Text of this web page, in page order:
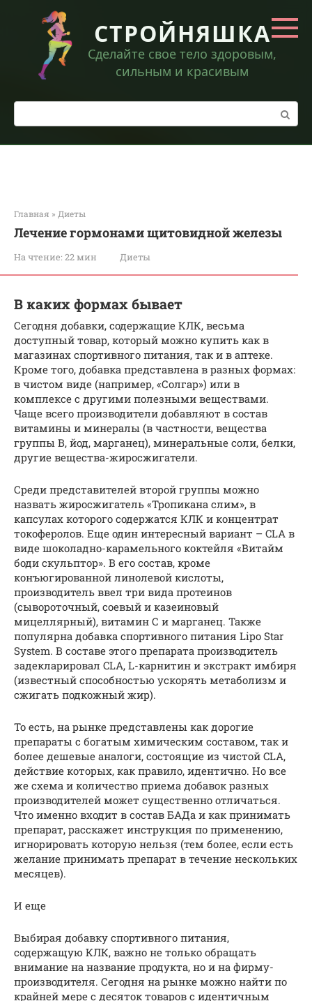
контенту
СТРОЙНЯШКА
Сделайте свое тело здоровым,
сильным и красивым
Поиск:
Главная » Диеты
Лечение гормонами щитовидной железы
На чтение: 22 мин Диеты
В каких формах бывает
Сегодня добавки, содержащие КЛК, весьма
доступный товар, который можно купить как в
магазинах спортивного питания, так и в аптеке.
Кроме того, добавка представлена в разных формах:
в чистом виде (например, «Солгар») или в
комплексе с другими полезными веществами.
Чаще всего производители добавляют в состав
витамины и минералы (в частности, вещества
группы В, йод, марганец), минеральные соли, белки,
другие вещества-жиросжигатели.
Среди представителей второй группы можно
назвать жиросжигатель «Тропикана слим», в
капсулах которого содержатся КЛК и концентрат
токоферолов. Еще один интересный вариант – CLA в
виде шоколадно-карамельного коктейля «Витайм
боди скульптор». В его состав, кроме
конъюгированной линолевой кислоты,
производитель ввел три вида протеинов
(сывороточный, соевый и казеиновый
мицеллярный), витамин С и марганец. Также
популярна добавка спортивного питания Lipo Star
System. В составе этого препарата производитель
задекларировал CLA, L-карнитин и экстракт имбиря
(известный способностью ускорять метаболизм и
сжигать подкожный жир).
То есть, на рынке представлены как дорогие
препараты с богатым химическим составом, так и
более дешевые аналоги, состоящие из чистой CLA,
действие которых, как правило, идентично. Но все
же схема и количество приема добавок разных
производителей может существенно отличаться.
Что именно входит в состав БАДа и как принимать
препарат, расскажет инструкция по применению,
игнорировать которую нельзя (тем более, если есть
желание принимать препарат в течение нескольких
месяцев).
И еще
Выбирая добавку спортивного питания,
содержащую КЛК, важно не только обращать
внимание на название продукта, но и на фирму-
производителя. Сегодня на рынке можно найти по
крайней мере с десяток товаров с идентичным